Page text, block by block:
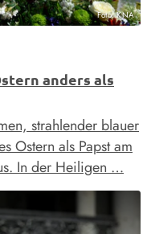
Foto: KNA
anders als
strahlender blauer
Ostern als Papst am
In der Heiligen …